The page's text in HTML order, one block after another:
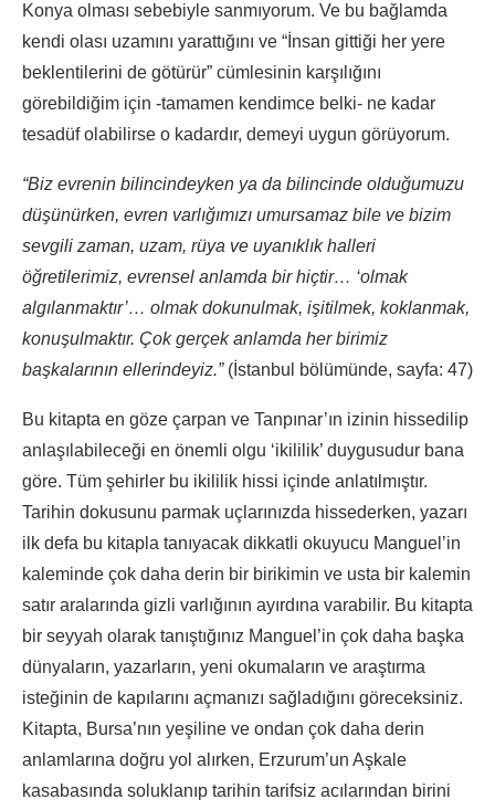
Konya olması sebebiyle sanmıyorum. Ve bu bağlamda
kendi olası uzamını yarattığını ve “İnsan gittiği her yere
beklentilerini de götürür” cümlesinin karşılığını
görebildiğim için -tamamen kendimce belki- ne kadar
tesadüf olabilirse o kadardır, demeyi uygun görüyorum.
“Biz evrenin bilincindeyken ya da bilincinde olduğumuzu
düşünürken, evren varlığımızı umursamaz bile ve bizim
sevgili zaman, uzam, rüya ve uyanıklık halleri
öğretilerimiz, evrensel anlamda bir hiçtir… ‘olmak
algılanmaktır’… olmak dokunulmak, işitilmek, koklanmak,
konuşulmaktır. Çok gerçek anlamda her birimiz
başkalarının ellerindeyiz.”(İstanbul bölümünde, sayfa: 47)
Bu kitapta en göze çarpan ve Tanpınar’ın izinin hissedilip
anlaşılabileceği en önemli olgu ‘ikililik’ duygusudur bana
göre. Tüm şehirler bu ikililik hissi içinde anlatılmıştır.
Tarihin dokusunu parmak uçlarınızda hissederken, yazarı
ilk defa bu kitapla tanıyacak dikkatli okuyucu Manguel’in
kaleminde çok daha derin bir birikimin ve usta bir kalemin
satır aralarında gizli varlığının ayırdına varabilir. Bu kitapta
bir seyyah olarak tanıştığınız Manguel’in çok daha başka
dünyaların, yazarların, yeni okumaların ve araştırma
isteğinin de kapılarını açmanızı sağladığını göreceksiniz.
Kitapta, Bursa’nın yeşiline ve ondan çok daha derin
anlamlarına doğru yol alırken, Erzurum’un Aşkale
kasabasında soluklanıp tarihin tarifsiz acılarından birini